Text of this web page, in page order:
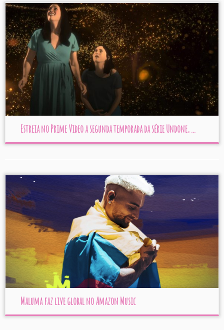
Estreia no Prime Video a segunda temporada da série Undone, ...
Maluma faz live global no Amazon Music